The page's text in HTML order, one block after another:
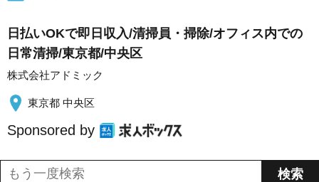
日払いOKで即日収入/清掃員・掃除/オフィス内での
日常清掃/東京都/中央区
株式会社アドミック
東京都 中央区
Sponsored by